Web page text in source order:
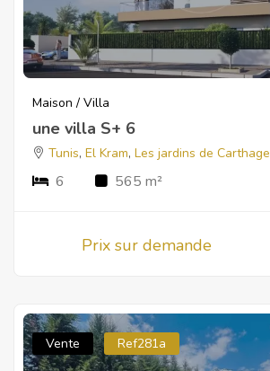
Maison / Villa
une villa S+ 6
Tunis, El Kram, Les jardins de Carthage
6 565 m²
Prix sur demande
Vente Ref281a